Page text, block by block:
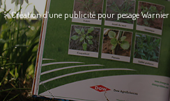
> Création d’une publicité pour pesage Warnier